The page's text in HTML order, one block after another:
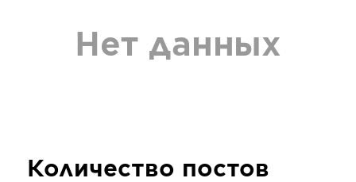
Нет данных
Количество постов